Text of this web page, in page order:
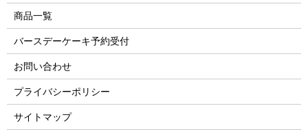
商品一覧
バースデーケーキ予約受付
お問い合わせ
プライバシーポリシー
サイトマップ